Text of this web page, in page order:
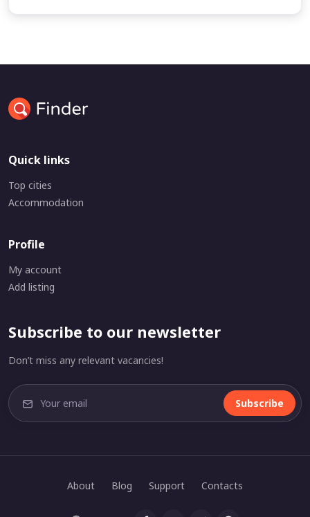
Quick links
Top cities
Accommodation
Profile
My account
Add listing
Subscribe to our newsletter
Don’t miss any relevant vacancies!
Subscribe
About Blog Support Contacts